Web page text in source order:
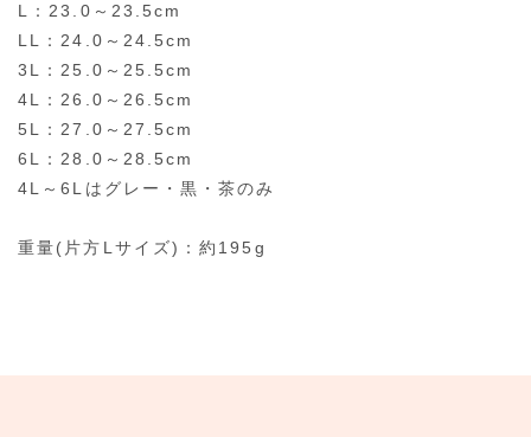
L：23.0～23.5cm
LL：24.0～24.5cm
3L：25.0～25.5cm
4L：26.0～26.5cm
5L：27.0～27.5cm
6L：28.0～28.5cm
4L～6Lはグレー・黒・茶のみ
重量(片方Lサイズ)：約195g